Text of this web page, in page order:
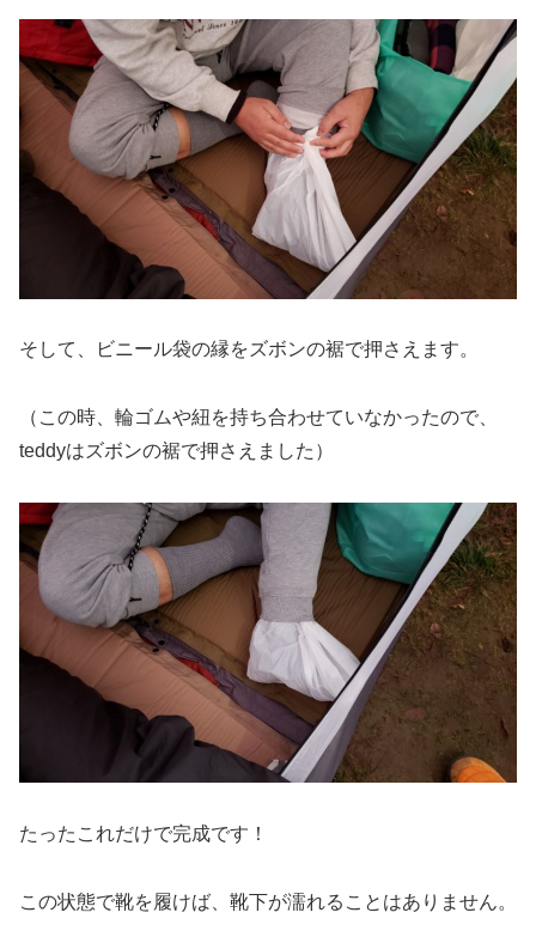
そして、ビニール袋の縁をズボンの裾で押さえます。
（この時、輪ゴムや紐を持ち合わせていなかったので、
teddyはズボンの裾で押さえました）
たったこれだけで完成です！
この状態で靴を履けば、靴下が濡れることはありません。